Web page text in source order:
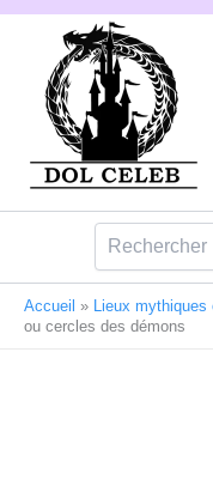
Aller
Accueil » Lieux mythiques
ou cercles des démons